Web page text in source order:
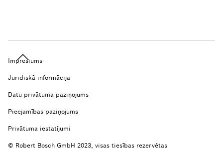
Impresiums
Juridiskā informācija
Datu privātuma paziņojums
Pieejamības paziņojums
Privātuma iestatījumi
© Robert Bosch GmbH 2023, visas tiesības rezervētas